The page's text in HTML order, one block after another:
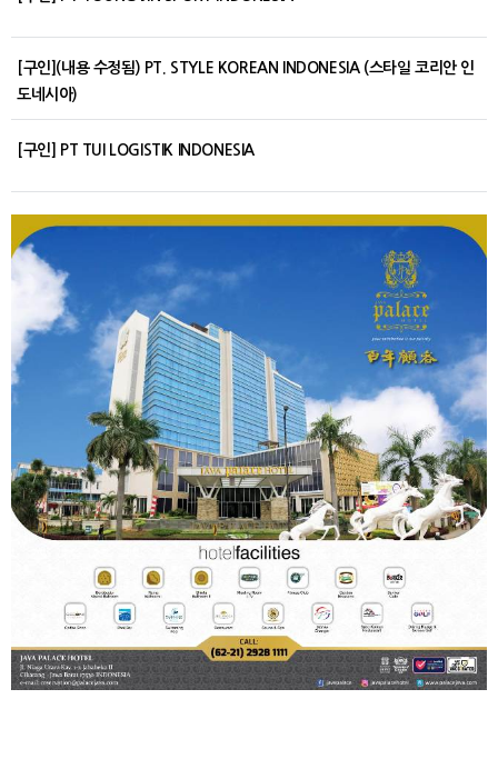
[구인](내용 수정됨) PT. STYLE KOREAN INDONESIA (스타일 코리안 인
도네시아)
[구인] PT TUI LOGISTIK INDONESIA